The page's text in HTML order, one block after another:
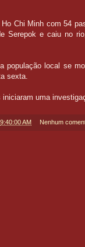
Chi Minh com 54
Serepok e caiu no
população local se
sexta.
uma
9:40:00 AM Nenhum